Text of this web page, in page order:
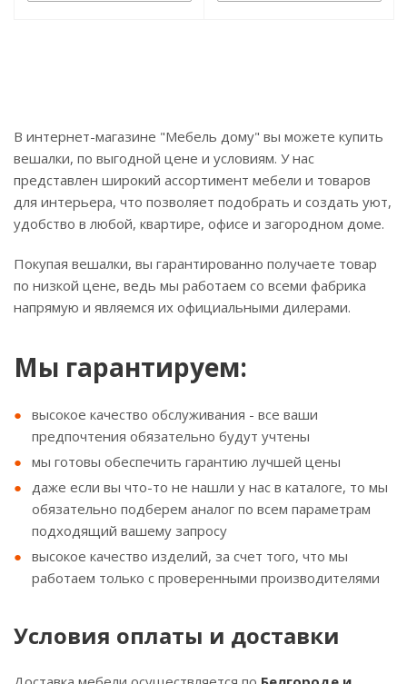
В интернет-магазине "Мебель дому" вы можете купить
вешалки, по выгодной цене и условиям. У нас
представлен широкий ассортимент мебели и товаров
для интерьера, что позволяет подобрать и создать уют,
удобство в любой, квартире, офисе и загородном доме.
Покупая вешалки, вы гарантированно получаете товар
по низкой цене, ведь мы работаем со всеми фабрика
напрямую и являемся их официальными дилерами.
Мы гарантируем:
высокое качество обслуживания - все ваши
предпочтения обязательно будут учтены
мы готовы обеспечить гарантию лучшей цены
даже если вы что-то не нашли у нас в каталоге, то мы
обязательно подберем аналог по всем параметрам
подходящий вашему запросу
высокое качество изделий, за счет того, что мы
работаем только с проверенными производителями
Условия оплаты и доставки